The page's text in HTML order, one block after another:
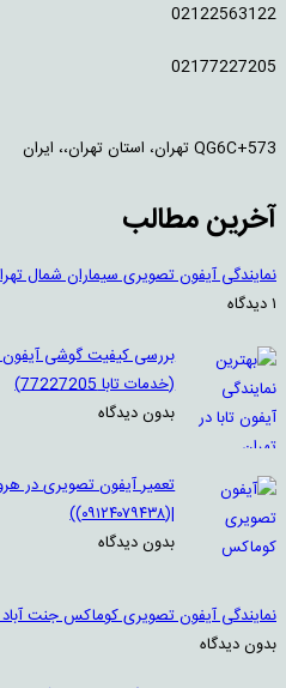
02122563122
02177227205
QG6C+573 تهران، استان تهران،، ایران
آخرین مطالب
نمایندگی آیفون تصویری سیماران شمال تهران |
۱ دیدگاه
(خدمات تابا 77227205)
بدون دیدگاه
تعمیر آیفون تصویری در
|(۰۹۱۲۴۰۷۹۴۳۸))
بدون دیدگاه
نمایندگی آیفون تصویری کوماکس جنت آباد |
بدون دیدگاه